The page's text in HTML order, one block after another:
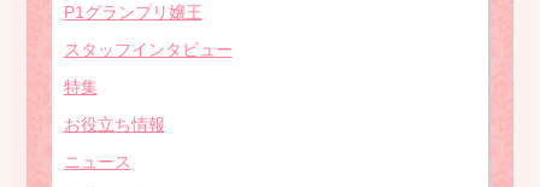
P1グランプリ嬢王
スタッフインタビュー
特集
お役立ち情報
ニュース